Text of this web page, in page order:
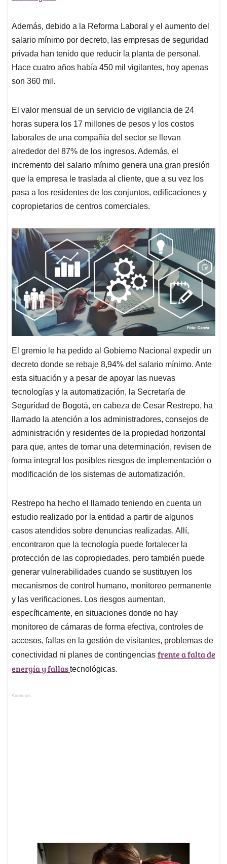
Además, debido a la Reforma Laboral y el aumento del
salario mínimo por decreto, las empresas de seguridad
privada han tenido que reducir la planta de personal.
Hace cuatro años había 450 mil vigilantes, hoy apenas
son 360 mil.
El valor mensual de un servicio de vigilancia de 24
horas supera los 17 millones de pesos y los costos
laborales de una compañía del sector se llevan
alrededor del 87% de los ingresos. Además, el
incremento del salario mínimo genera una gran presión
que la empresa le traslada al cliente, que a su vez los
pasa a los residentes de los conjuntos, edificaciones y
copropietarios de centros comerciales.
El gremio le ha pedido al Gobierno Nacional expedir un
decreto donde se rebaje 8,94% del salario mínimo. Ante
esta situación y a pesar de apoyar las nuevas
tecnologías y la automatización, la Secretaría de
Seguridad de Bogotá, en cabeza de Cesar Restrepo, ha
llamado la atención a los administradores, consejos de
administración y residentes de la propiedad horizontal
para que, antes de tomar una determinación, revisen de
forma integral los posibles riesgos de implementación o
modificación de los sistemas de automatización.
Restrepo ha hecho el llamado teniendo en cuenta un
estudio realizado por la entidad a partir de algunos
casos atendidos sobre denuncias realizadas. Allí,
encontraron que la tecnología puede fortalecer la
protección de las copropiedades, pero también puede
generar vulnerabilidades cuando se sustituyen los
mecanismos de control humano, monitoreo permanente
y las verificaciones. Los riesgos aumentan,
específicamente, en situaciones donde no hay
monitoreo de cámaras de forma efectiva, controles de
accesos, fallas en la gestión de visitantes, problemas de
conectividad ni planes de contingencias frente a falta de
energía y fallastecnológicas.
Anuncios.